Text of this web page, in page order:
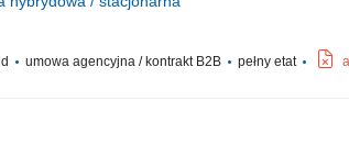
umowa agencyjna / kontrakt B2B pełny etat